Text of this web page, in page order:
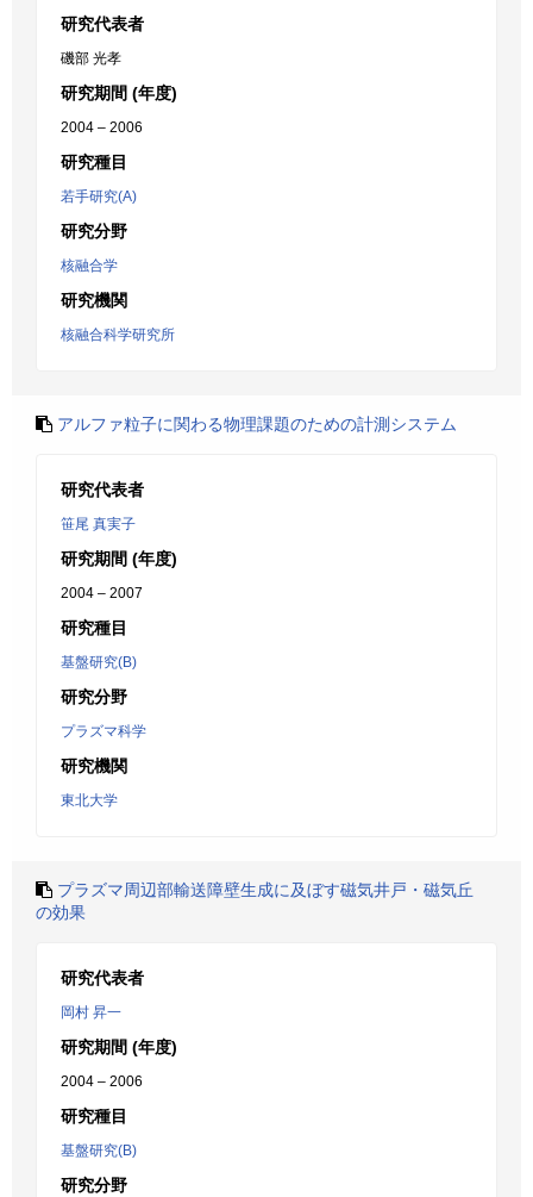
研究代表者
磯部 光孝
研究期間 (年度)
2004 – 2006
研究種目
若手研究(A)
研究分野
核融合学
研究機関
核融合科学研究所
アルファ粒子に関わる物理課題のための計測システム
研究代表者
笹尾 真実子
研究期間 (年度)
2004 – 2007
研究種目
基盤研究(B)
研究分野
プラズマ科学
研究機関
東北大学
プラズマ周辺部輸送障壁生成に及ぼす磁気井戸・磁気丘
の効果
研究代表者
岡村 昇一
研究期間 (年度)
2004 – 2006
研究種目
基盤研究(B)
研究分野